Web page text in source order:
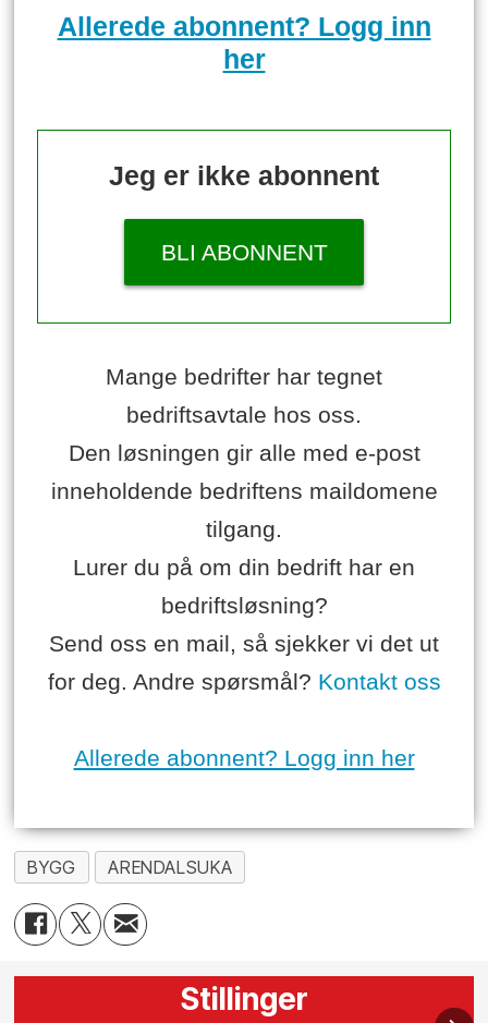
Allerede abonnent? Logg inn
her
Jeg er ikke abonnent
BLI ABONNENT
Mange bedrifter har tegnet
bedriftsavtale hos oss.
Den løsningen gir alle med e-post
inneholdende bedriftens maildomene
tilgang.
Lurer du på om din bedrift har en
bedriftsløsning?
Send oss en mail, så sjekker vi det ut
for deg. Andre spørsmål? Kontakt oss
Allerede abonnent? Logg inn her
BYGG ARENDALSUKA
Stillinger